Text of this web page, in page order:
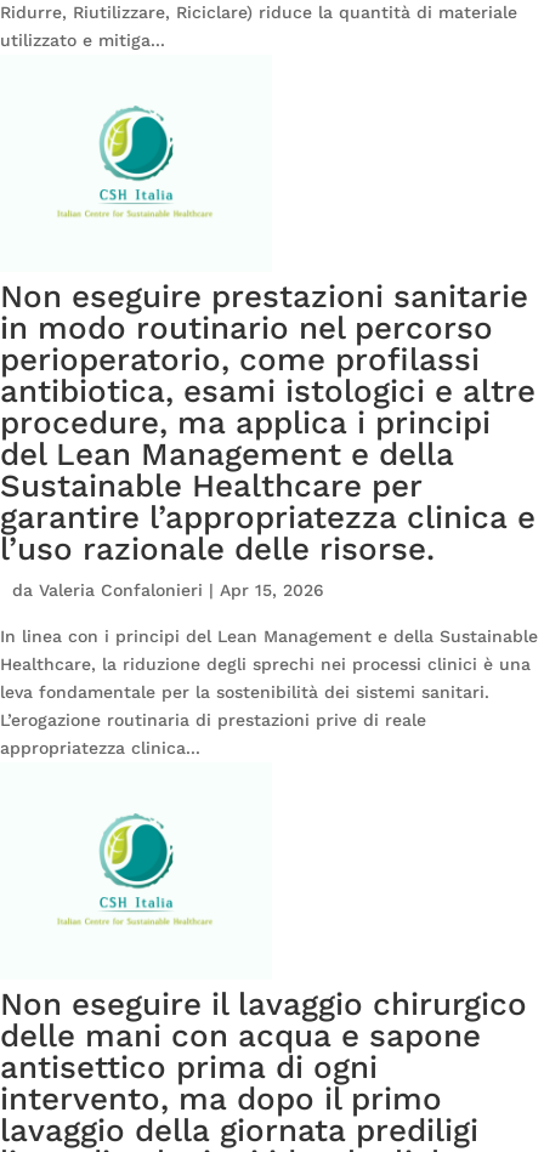
Ridurre, Riutilizzare, Riciclare) riduce la quantità di materiale
utilizzato e mitiga...
Non eseguire prestazioni sanitarie
in modo routinario nel percorso
perioperatorio, come profilassi
antibiotica, esami istologici e altre
procedure, ma applica i principi
del Lean Management e della
Sustainable Healthcare per
garantire l’appropriatezza clinica e
l’uso razionale delle risorse.
da Valeria Confalonieri | Apr 15, 2026
In linea con i principi del Lean Management e della Sustainable
Healthcare, la riduzione degli sprechi nei processi clinici è una
leva fondamentale per la sostenibilità dei sistemi sanitari.
L’erogazione routinaria di prestazioni prive di reale
appropriatezza clinica...
Non eseguire il lavaggio chirurgico
delle mani con acqua e sapone
antisettico prima di ogni
intervento, ma dopo il primo
lavaggio della giornata prediligi